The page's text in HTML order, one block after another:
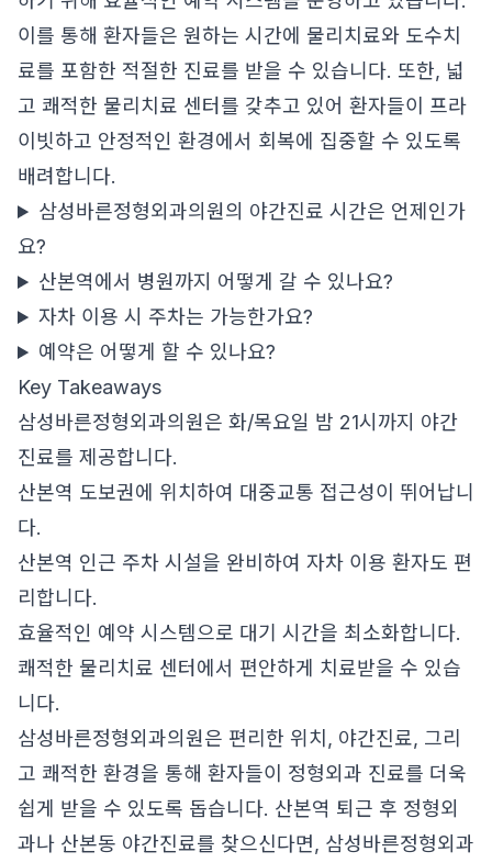
이를 통해 환자들은 원하는 시간에 물리치료와 도수치
료를 포함한 적절한 진료를 받을 수 있습니다. 또한, 넓
고 쾌적한 물리치료 센터를 갖추고 있어 환자들이 프라
이빗하고 안정적인 환경에서 회복에 집중할 수 있도록
배려합니다.
삼성바른정형외과의원의 야간진료 시간은 언제인가
요?
산본역에서 병원까지 어떻게 갈 수 있나요?
자차 이용 시 주차는 가능한가요?
예약은 어떻게 할 수 있나요?
Key Takeaways
삼성바른정형외과의원은 화/목요일 밤 21시까지 야간
진료를 제공합니다.
산본역 도보권에 위치하여 대중교통 접근성이 뛰어납니
다.
산본역 인근 주차 시설을 완비하여 자차 이용 환자도 편
리합니다.
효율적인 예약 시스템으로 대기 시간을 최소화합니다.
쾌적한 물리치료 센터에서 편안하게 치료받을 수 있습
니다.
삼성바른정형외과의원은 편리한 위치, 야간진료, 그리
고 쾌적한 환경을 통해 환자들이 정형외과 진료를 더욱
쉽게 받을 수 있도록 돕습니다. 산본역 퇴근 후 정형외
과나 산본동 야간진료를 찾으신다면, 삼성바른정형외과